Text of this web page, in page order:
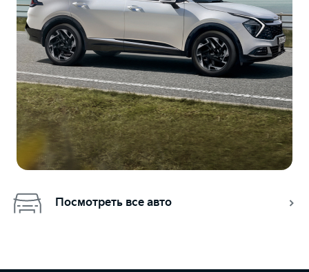
Посмотреть все авто